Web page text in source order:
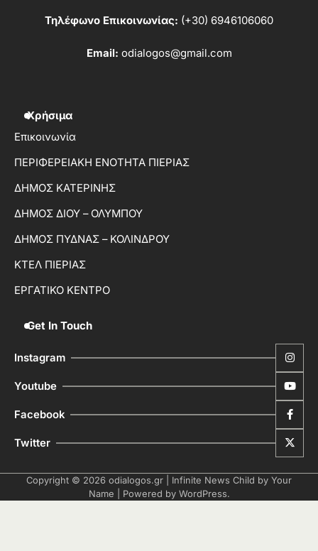
Τηλέφωνο Επικοινωνίας: (+30) 6946106060
Email: odialogos@gmail.com
Χρήσιμα
Επικοινωνία
ΠΕΡΙΦΕΡΕΙΑΚΗ ΕΝΟΤΗΤΑ ΠΙΕΡΙΑΣ
ΔΗΜΟΣ ΚΑΤΕΡΙΝΗΣ
ΔΗΜΟΣ ΔΙΟΥ – ΟΛΥΜΠΟΥ
ΔΗΜΟΣ ΠΥΔΝΑΣ – ΚΟΛΙΝΔΡΟΥ
ΚΤΕΛ ΠΙΕΡΙΑΣ
ΕΡΓΑΤΙΚΟ ΚΕΝΤΡΟ
Get In Touch
Instagram
Youtube
Facebook
Twitter
Copyright © 2026 odialogos.gr | Infinite News Child by Your
Name | Powered by WordPress.